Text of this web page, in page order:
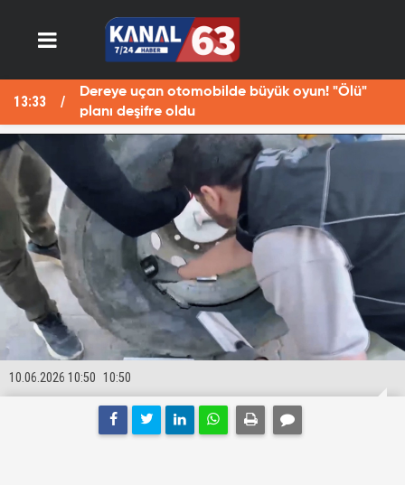
13:33
Dereye uçan otomobilde büyük oyun! "Ölü"
planı deşifre oldu
10:50
10.06.2026 10:50